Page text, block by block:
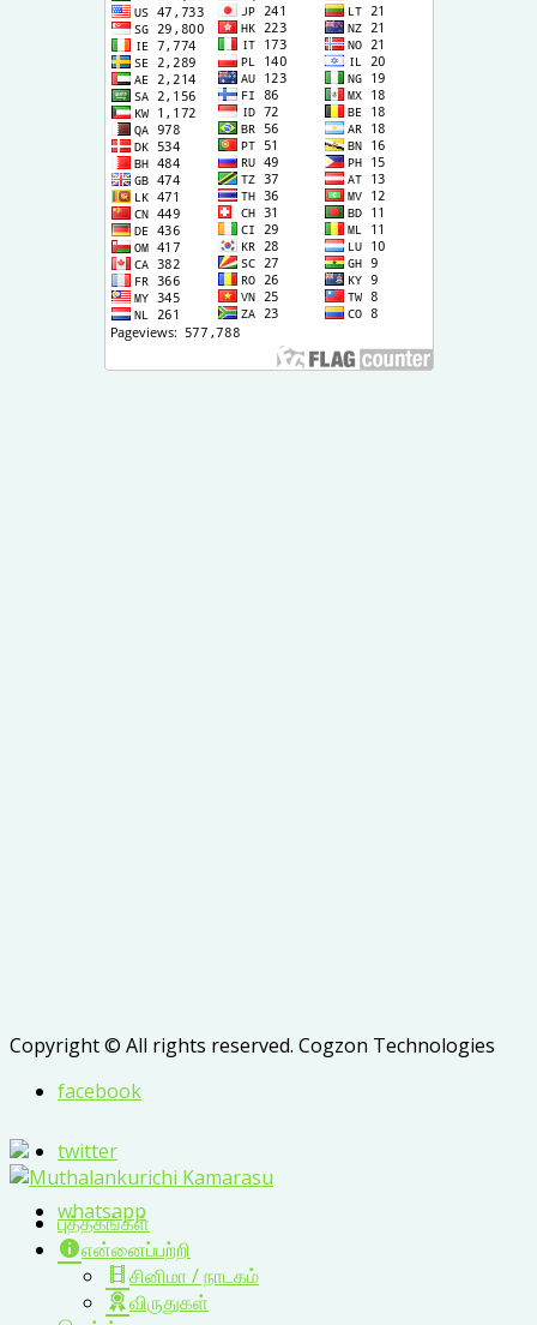
Copyright © All rights reserved. Cogzon Technologies
facebook
twitter
whatsapp
புத்தகங்கள்
என்னைப்பற்றி
சினிமா / நாடகம்
விருதுகள்